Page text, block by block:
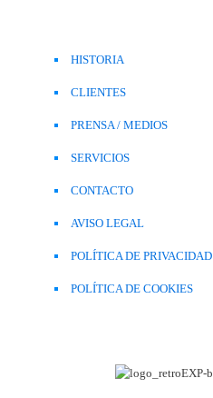
HISTORIA
CLIENTES
PRENSA / MEDIOS
SERVICIOS
CONTACTO
AVISO LEGAL
POLÍTICA DE PRIVACIDAD
POLÍTICA DE COOKIES